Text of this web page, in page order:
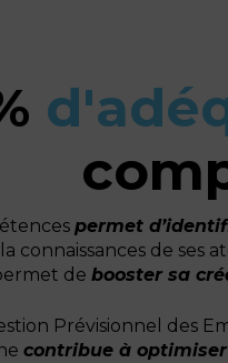
permet
la connaissances de ses
de booster sa
Prévisionnel des
contribue à